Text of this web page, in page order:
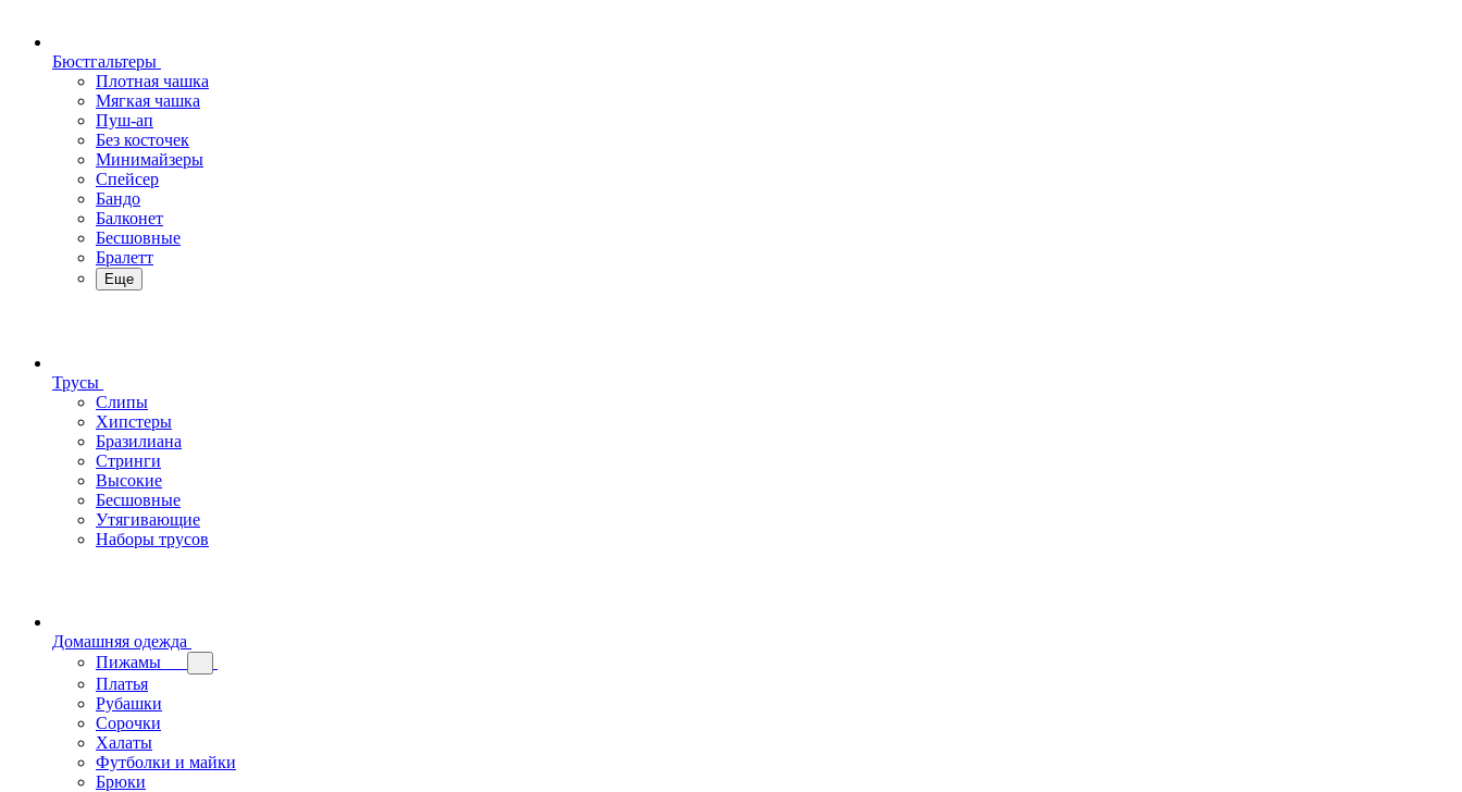
Бюстгальтеры
Плотная чашка
Мягкая чашка
Пуш-ап
Без косточек
Минимайзеры
Спейсер
Бандо
Балконет
Бесшовные
Бралетт
Еще
Трусы
Слипы
Хипстеры
Бразилиана
Стринги
Высокие
Бесшовные
Утягивающие
Наборы трусов
Домашняя одежда
Пижамы
Платья
Рубашки
Сорочки
Халаты
Футболки и майки
Брюки